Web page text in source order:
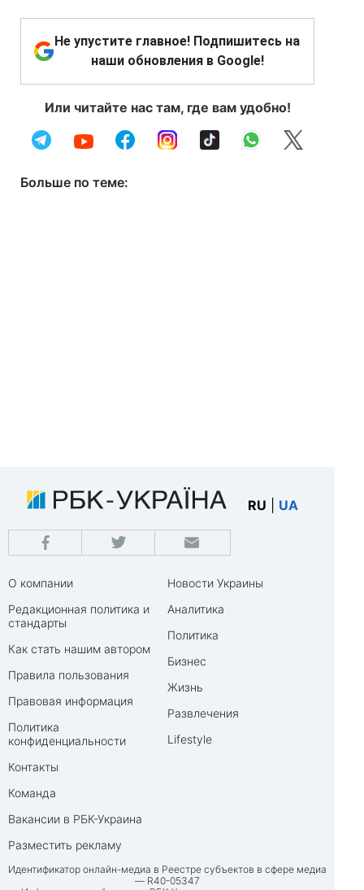
Не упустите главное! Подпишитесь на
наши обновления в Google!
Или читайте нас там, где вам удобно!
Больше по теме:
RU UA
О компании
Редакционная политика и
стандарты
Как стать нашим автором
Правила пользования
Правовая информация
Политика
конфиденциальности
Контакты
Команда
Вакансии в РБК-Украина
Разместить рекламу
Новости Украины
Аналитика
Политика
Бизнес
Жизнь
Развлечения
Lifestyle
Идентификатор онлайн-медиа в Реестре субъектов в сфере медиа
— R40-05347